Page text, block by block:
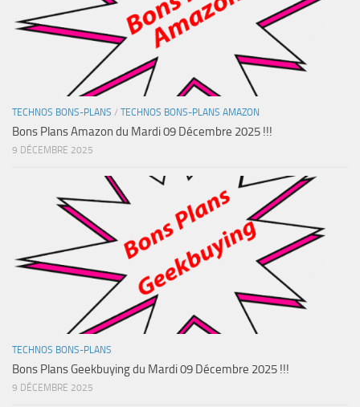
TECHNOS BONS-PLANS / TECHNOS BONS-PLANS AMAZON
Bons Plans Amazon du Mardi 09 Décembre 2025 !!!
9 DÉCEMBRE 2025
TECHNOS BONS-PLANS
Bons Plans Geekbuying du Mardi 09 Décembre 2025 !!!
9 DÉCEMBRE 2025